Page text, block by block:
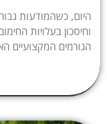
היום, כשהמודעות
וחיסכון בעלויות
הגורמים המקצועיים